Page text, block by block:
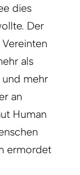
dies
Der
als
mehr
an
Human
ermordet